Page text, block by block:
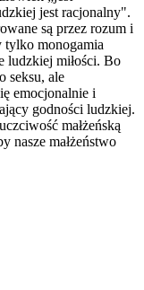
jest racjonalny".
są przez rozum i
tylko monogamia
ludzkiej miłości. Bo
seksu, ale
emocjonalnie i
godności ludzkiej.
małżeńską
nasze małżeństwo